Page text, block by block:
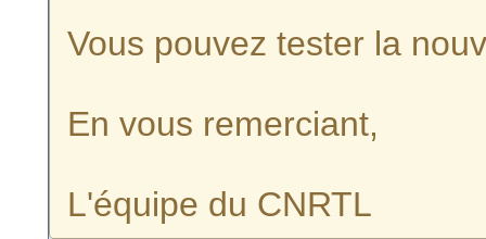
Vous pouvez tester la
En vous remerciant,
L'équipe du CNRTL